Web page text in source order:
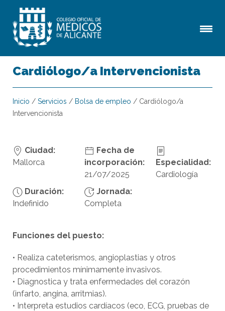
Cardiólogo/a Intervencionista
Inicio / Servicios / Bolsa de empleo / Cardiólogo/a
Intervencionista
Ciudad:
Mallorca
Fecha de
incorporación:
21/07/2025
Especialidad:
Cardiología
Duración:
Indefinido
Jornada:
Completa
Funciones del puesto:
• Realiza cateterismos, angioplastias y otros
procedimientos mínimamente invasivos.
• Diagnostica y trata enfermedades del corazón
(infarto, angina, arritmias).
• Interpreta estudios cardíacos (eco, ECG, pruebas de